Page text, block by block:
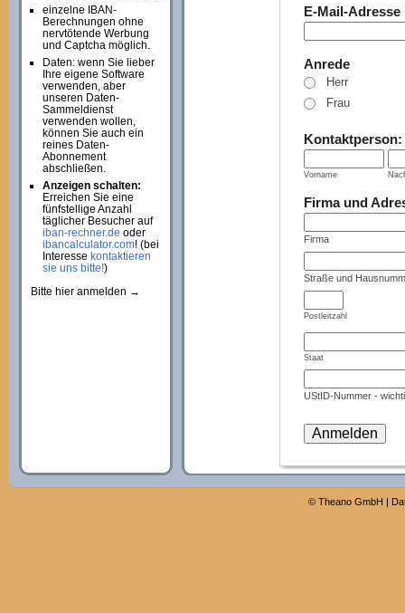
E-Mail-Adresse
Anrede
Herr
Frau
Kontaktperson:
Vorname
Firma und
Firma
Straße und
Postleitzahl
Staat
UStID-Nummer -
einzelne IBAN-
Berechnungen ohne
nervtötende Werbung
und Captcha möglich.
Daten: wenn Sie lieber
Ihre eigene Software
verwenden, aber
unseren Daten-
Sammeldienst
verwenden wollen,
können Sie auch ein
reines Daten-
Abonnement
abschließen.
Anzeigen schalten:
Erreichen Sie eine
fünfstellige Anzahl
täglicher Besucher auf
iban-rechner.de oder
ibancalculator.com! (bei
Interesse kontaktieren
sie uns bitte!)
Bitte hier anmelden →
© Theano GmbH |